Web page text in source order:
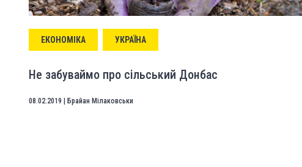
ЕКОНОМІКА УКРАЇНА
Не забуваймо про сільський Донбас
08.02.2019 Брайан Мілаковськи